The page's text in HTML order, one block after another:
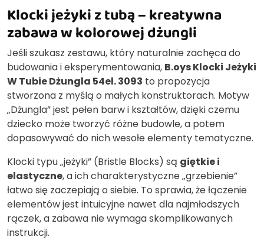
Klocki jeżyki z tubą – kreatywna
zabawa w kolorowej dżungli
Jeśli szukasz zestawu, który naturalnie zachęca do
budowania i eksperymentowania, B.oys Klocki Jeżyki
W Tubie Dżungla 54el. 3093 to propozycja
stworzona z myślą o małych konstruktorach. Motyw
„Dżungla” jest pełen barw i kształtów, dzięki czemu
dziecko może tworzyć różne budowle, a potem
dopasowywać do nich wesołe elementy tematyczne.
Klocki typu „jeżyki” (Bristle Blocks) są giętkie i
elastyczne, a ich charakterystyczne „grzebienie”
łatwo się zaczepiają o siebie. To sprawia, że łączenie
elementów jest intuicyjne nawet dla najmłodszych
rączek, a zabawa nie wymaga skomplikowanych
instrukcji.